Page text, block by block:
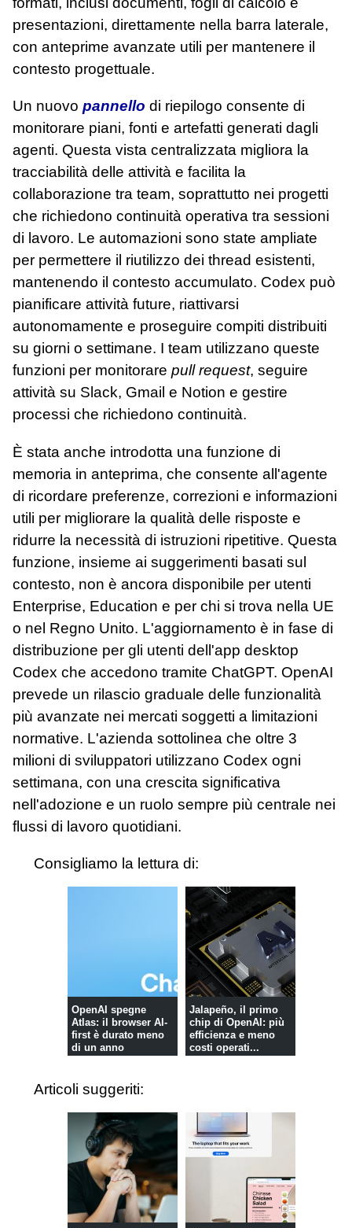
presentazioni, direttamente nella barra laterale,
con anteprime avanzate utili per mantenere il
contesto progettuale.
Un nuovo pannello di riepilogo consente di
monitorare piani, fonti e artefatti generati dagli
agenti. Questa vista centralizzata migliora la
tracciabilità delle attività e facilita la
collaborazione tra team, soprattutto nei progetti
che richiedono continuità operativa tra sessioni
di lavoro. Le automazioni sono state ampliate
per permettere il riutilizzo dei thread esistenti,
mantenendo il contesto accumulato. Codex può
pianificare attività future, riattivarsi
autonomamente e proseguire compiti distribuiti
su giorni o settimane. I team utilizzano queste
funzioni per monitorare pull request, seguire
attività su Slack, Gmail e Notion e gestire
processi che richiedono continuità.
È stata anche introdotta una funzione di
memoria in anteprima, che consente all'agente
di ricordare preferenze, correzioni e informazioni
utili per migliorare la qualità delle risposte e
ridurre la necessità di istruzioni ripetitive. Questa
funzione, insieme ai suggerimenti basati sul
contesto, non è ancora disponibile per utenti
Enterprise, Education e per chi si trova nella UE
o nel Regno Unito. L'aggiornamento è in fase di
distribuzione per gli utenti dell'app desktop
Codex che accedono tramite ChatGPT. OpenAI
prevede un rilascio graduale delle funzionalità
più avanzate nei mercati soggetti a limitazioni
normative. L'azienda sottolinea che oltre 3
milioni di sviluppatori utilizzano Codex ogni
settimana, con una crescita significativa
nell'adozione e un ruolo sempre più centrale nei
flussi di lavoro quotidiani.
Consigliamo la lettura di:
OpenAI spegne
Atlas: il browser AI-
first è durato meno
di un anno
Jalapeño, il primo
chip di OpenAI: più
efficienza e meno
costi operati...
Articoli suggeriti: